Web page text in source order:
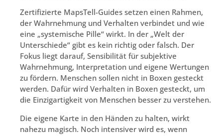
Zertifizierte MapsTell-Guides setzen einen Rahmen,
der Wahrnehmung und Verhalten verbindet und wie
eine „systemische Pille“ wirkt. In der „Welt der
Unterschiede“ gibt es kein richtig oder falsch. Der
Fokus liegt darauf, Sensibilität für subjektive
Wahrnehmung, Interpretation und eigene Wertungen
zu fördern. Menschen sollen nicht in Boxen gesteckt
werden. Dafür wird Verhalten in Boxen gesteckt, um
die Einzigartigkeit von Menschen besser zu verstehen.
Die eigene Karte in den Händen zu halten, wirkt
nahezu magisch. Noch intensiver wird es, wenn